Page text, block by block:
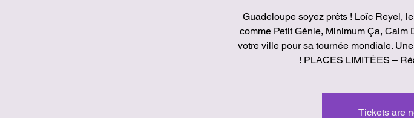
Guadeloupe soyez prêts ! Loïc Reyel,
comme Petit Génie, Minimum Ça, Calm
votre ville pour sa tournée mondiale.
! PLACES LIMITÉES –
Tickets are